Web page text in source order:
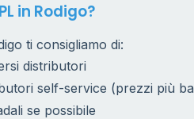
in Rodigo?
ti consigliamo di:
distributori
self-service (prezzi più
se possibile